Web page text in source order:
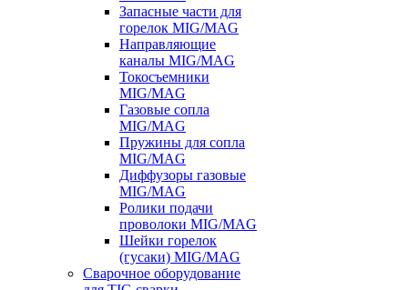
Запасные части для
горелок MIG/MAG
Направляющие
каналы MIG/MAG
Токосъемники
MIG/MAG
Газовые сопла
MIG/MAG
Пружины для сопла
MIG/MAG
Диффузоры газовые
MIG/MAG
Ролики подачи
проволоки MIG/MAG
Шейки горелок
(гусаки) MIG/MAG
Сварочное оборудование